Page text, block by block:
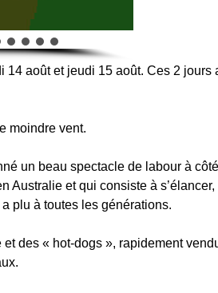
août et jeudi 15 août. Ces 2 jours
moindre vent.
un beau spectacle de labour à
et qui consiste à
plu à toutes les générations.
des « hot-dogs », rapidement